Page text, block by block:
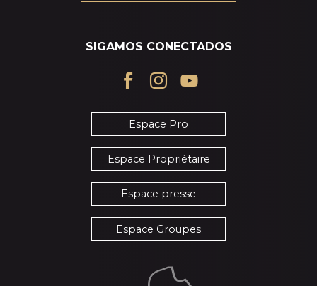
SIGAMOS CONECTADOS
Espace Pro
Espace Propriétaire
Espace presse
Espace Groupes